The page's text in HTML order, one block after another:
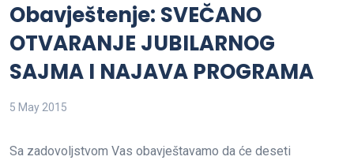
Obavještenje: SVEČANO
OTVARANJE JUBILARNOG
SAJMA I NAJAVA PROGRAMA
5 May 2015
Sa zadovoljstvom Vas obavještavamo da će deseti